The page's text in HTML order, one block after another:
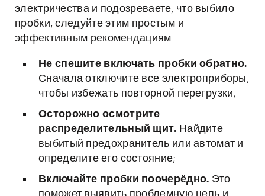
электричества и подозреваете, что выбило
пробки, следуйте этим простым и
эффективным рекомендациям:
Не спешите включать пробки обратно.
Сначала отключите все электроприборы,
чтобы избежать повторной перегрузки;
Осторожно осмотрите
распределительный щит. Найдите
выбитый предохранитель или автомат и
определите его состояние;
Включайте пробки поочерёдно. Это